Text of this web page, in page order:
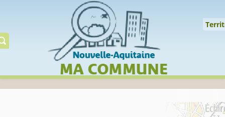
Gérer préserver
Cookies management panel